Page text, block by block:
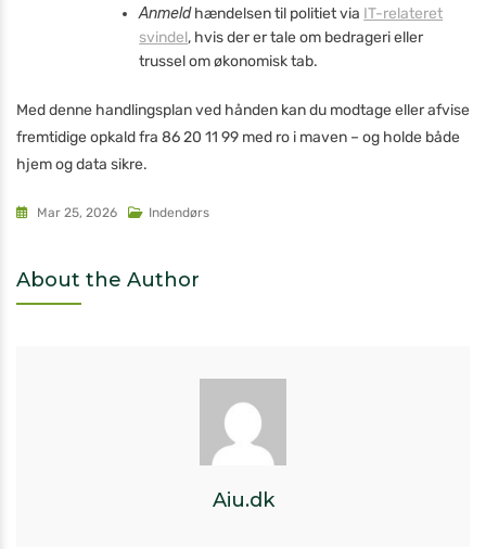
Anmeldhændelsen til politiet via IT-relateret
svindel, hvis der er tale om bedrageri eller
trussel om økonomisk tab.
Med denne handlingsplan ved hånden kan du modtage eller afvise
fremtidige opkald fra 86 20 11 99 med ro i maven – og holde både
hjem og data sikre.
Mar 25, 2026 Indendørs
About the Author
Aiu.dk